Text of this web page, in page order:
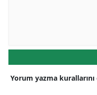
Yorum yazma kurallarını